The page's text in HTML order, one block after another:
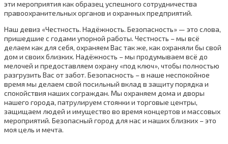
эти мероприятия как образец успешного сотрудничества
правоохранительных органов и охранных предприятий.
Наш девиз «Честность. Надёжность. Безопасность» — это слова,
пришедшие с годами упорной работы. Честность – мы всё
делаем как для себя, охраняем Вас так же, как охраняли бы свой
дом и своих близких. Надёжность – мы продумываем всё до
мелочей и предоставляем охрану «под ключ», чтобы полностью
разгрузить Вас от забот. Безопасность – в наше неспокойное
время мы делаем свой посильный вклад в защиту порядка и
спокойствия наших сограждан. Мы охраняем дома и дворы
нашего города, патрулируем стоянки и торговые центры,
защищаем людей и имущество во время концертов и массовых
мероприятий. Безопасный город для нас и наших близких – это
моя цель и мечта.